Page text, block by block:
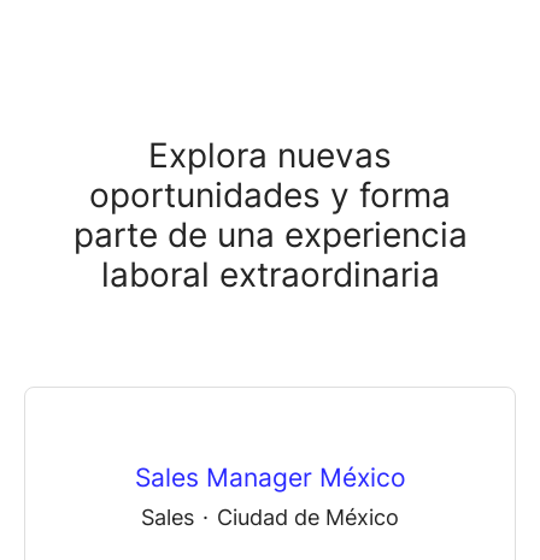
Explora nuevas
oportunidades y forma
parte de una experiencia
laboral extraordinaria
Sales Manager México
Sales · Ciudad de México